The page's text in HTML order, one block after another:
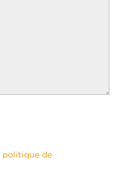
politique de